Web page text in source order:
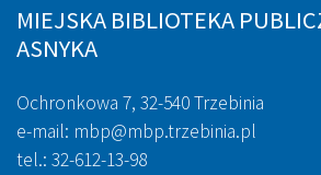
MIEJSKA BIBLIOTEKA
ASNYKA
Ochronkowa 7, 32-540 Trzebinia
e-mail: mbp@mbp.trzebinia.pl
tel.: 32-612-13-98